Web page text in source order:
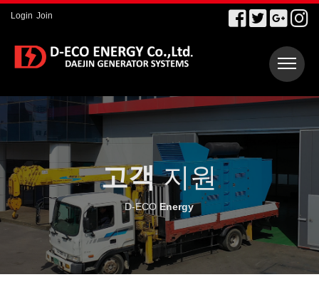
Login Join
고객지원
D-ECO Energy